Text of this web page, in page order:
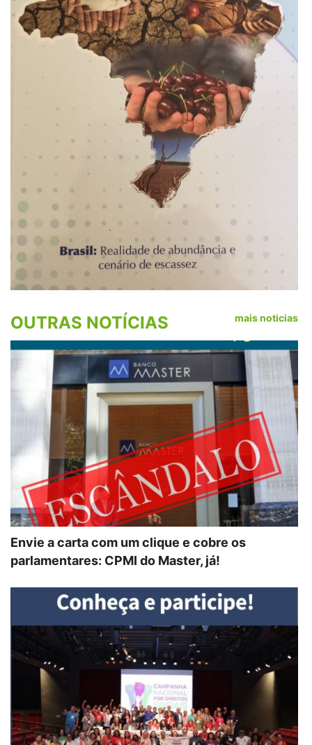
OUTRAS NOTÍCIAS mais noticias
Envie a carta com um clique e cobre os
parlamentares: CPMI do Master, já!